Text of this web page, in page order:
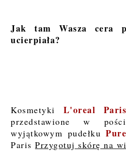
Jak tam Wasza cera
ucierpiała?
Kosmetyki L'oreal Paris
przedstawione w
wyjątkowym pudełku
ParisPrzygotuj skórę na